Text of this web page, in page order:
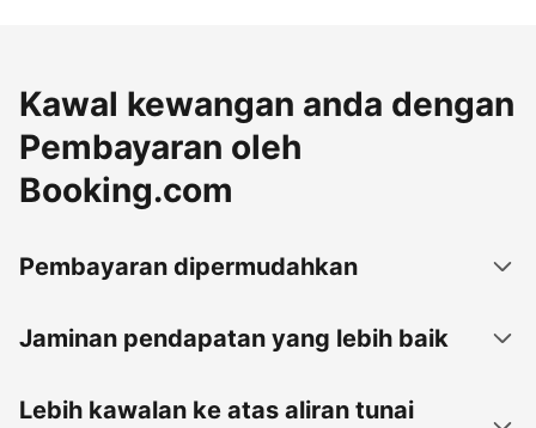
Kawal kewangan anda dengan
Pembayaran oleh
Booking.com
Pembayaran dipermudahkan
Jaminan pendapatan yang lebih baik
Lebih kawalan ke atas aliran tunai